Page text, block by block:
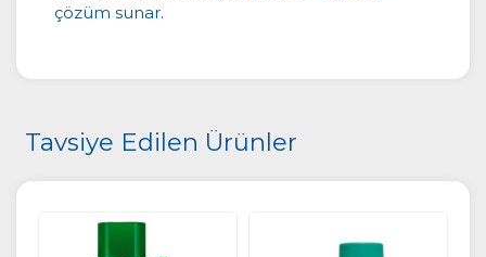
çözüm sunar.
Tavsiye Edilen Ürünler